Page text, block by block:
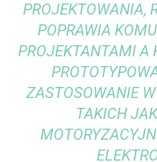
PROJEKTOWANIA,
POPRAWIA
PROJEKTANTAMI A
ZASTOSOWANIE
TAKICH